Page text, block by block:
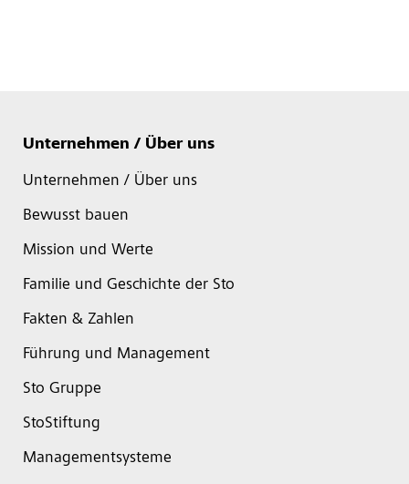
Unternehmen / Über uns
Unternehmen / Über uns
Bewusst bauen
Mission und Werte
Familie und Geschichte der Sto
Fakten & Zahlen
Führung und Management
Sto Gruppe
StoStiftung
Managementsysteme